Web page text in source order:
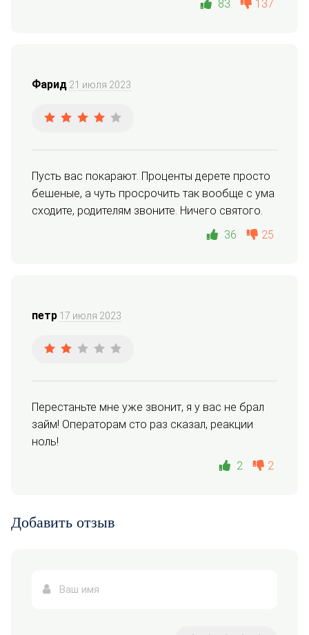
83 137
Фарид 21 июля 2023
Пусть вас покарают. Проценты дерете просто
бешеные, а чуть просрочить так вообще с ума
сходите, родителям звоните. Ничего святого.
36
25
петр 17 июля 2023
Перестаньте мне уже звонит, я у вас не брал
займ! Операторам сто раз сказал, реакции
ноль!
2
2
Добавить отзыв